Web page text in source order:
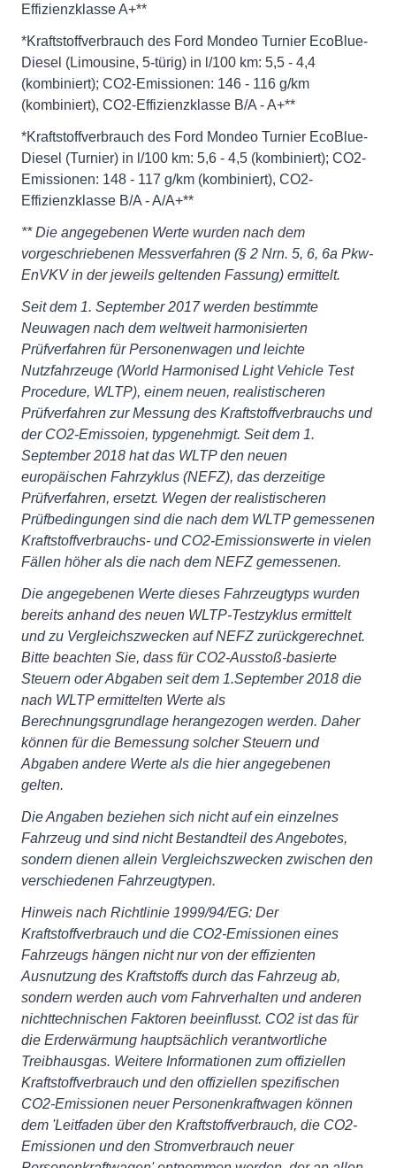
Effizienzklasse A+**
*Kraftstoffverbrauch des Ford Mondeo Turnier EcoBlue-
Diesel (Limousine, 5-türig) in l/100 km: 5,5 - 4,4
(kombiniert); CO2-Emissionen: 146 - 116 g/km
(kombiniert), CO2-Effizienzklasse B/A - A+**
*Kraftstoffverbrauch des Ford Mondeo Turnier EcoBlue-
Diesel (Turnier) in l/100 km: 5,6 - 4,5 (kombiniert); CO2-
Emissionen: 148 - 117 g/km (kombiniert), CO2-
Effizienzklasse B/A - A/A+**
** Die angegebenen Werte wurden nach dem
vorgeschriebenen Messverfahren (§ 2 Nrn. 5, 6, 6a Pkw-
EnVKV in der jeweils geltenden Fassung) ermittelt.
Seit dem 1. September 2017 werden bestimmte
Neuwagen nach dem weltweit harmonisierten
Prüfverfahren für Personenwagen und leichte
Nutzfahrzeuge (World Harmonised Light Vehicle Test
Procedure, WLTP), einem neuen, realistischeren
Prüfverfahren zur Messung des Kraftstoffverbrauchs und
der CO2-Emissoien, typgenehmigt. Seit dem 1.
September 2018 hat das WLTP den neuen
europäischen Fahrzyklus (NEFZ), das derzeitige
Prüfverfahren, ersetzt. Wegen der realistischeren
Prüfbedingungen sind die nach dem WLTP gemessenen
Kraftstoffverbrauchs- und CO2-Emissionswerte in vielen
Fällen höher als die nach dem NEFZ gemessenen.
Die angegebenen Werte dieses Fahrzeugtyps wurden
bereits anhand des neuen WLTP-Testzyklus ermittelt
und zu Vergleichszwecken auf NEFZ zurückgerechnet.
Bitte beachten Sie, dass für CO2-Ausstoß-basierte
Steuern oder Abgaben seit dem 1.September 2018 die
nach WLTP ermittelten Werte als
Berechnungsgrundlage herangezogen werden. Daher
können für die Bemessung solcher Steuern und
Abgaben andere Werte als die hier angegebenen
gelten.
Die Angaben beziehen sich nicht auf ein einzelnes
Fahrzeug und sind nicht Bestandteil des Angebotes,
sondern dienen allein Vergleichszwecken zwischen den
verschiedenen Fahrzeugtypen.
Hinweis nach Richtlinie 1999/94/EG: Der
Kraftstoffverbrauch und die CO2-Emissionen eines
Fahrzeugs hängen nicht nur von der effizienten
Ausnutzung des Kraftstoffs durch das Fahrzeug ab,
sondern werden auch vom Fahrverhalten und anderen
nichttechnischen Faktoren beeinflusst. CO2 ist das für
die Erderwärmung hauptsächlich verantwortliche
Treibhausgas. Weitere Informationen zum offiziellen
Kraftstoffverbrauch und den offiziellen spezifischen
CO2-Emissionen neuer Personenkraftwagen können
dem 'Leitfaden über den Kraftstoffverbrauch, die CO2-
Emissionen und den Stromverbrauch neuer